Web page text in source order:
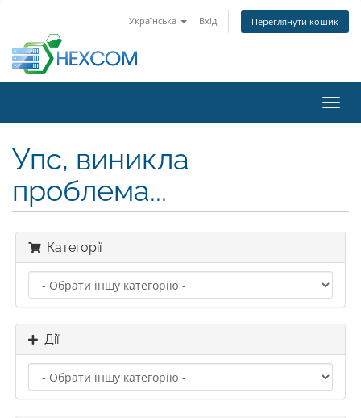
Українська Вхід Переглянути кошик
Упс, виникла
проблема...
Категорії
Дії